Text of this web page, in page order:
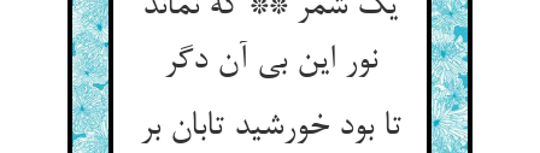
نور این بی آن دگر
تا بود خورشید تابان بر